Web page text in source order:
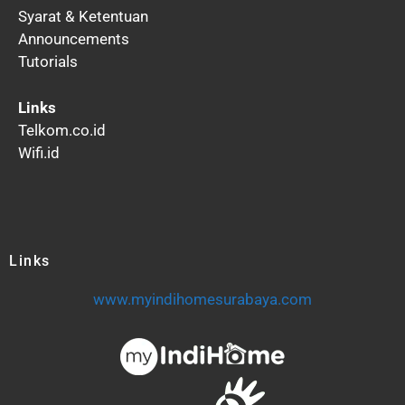
Syarat & Ketentuan
Announcements
Tutorials
Links
Telkom.co.id
Wifi.id
Links
www.myindihomesurabaya.com